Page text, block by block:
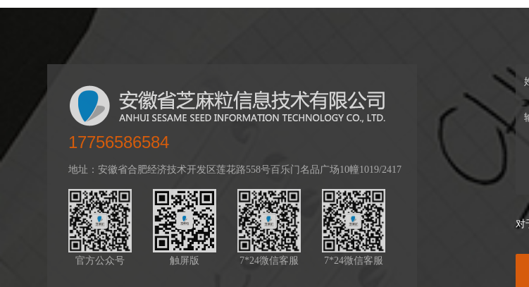
17756586584
地址：安徽省合肥经济技术开发区莲花路558号百乐门名品广场10幢1019/2417
官方公众号 触屏版 7*24微信客服 7*24微信客服
对